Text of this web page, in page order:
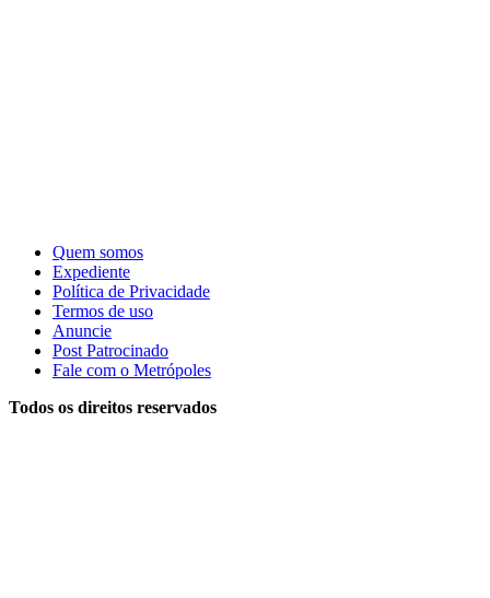
Quem somos
Expediente
Política de Privacidade
Termos de uso
Anuncie
Post Patrocinado
Fale com o Metrópoles
Todos os direitos reservados